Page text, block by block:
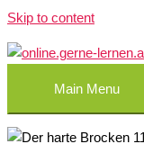
Skip to content
Main Menu